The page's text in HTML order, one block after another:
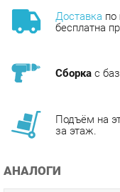
с
Подъём на
АНАЛОГИ